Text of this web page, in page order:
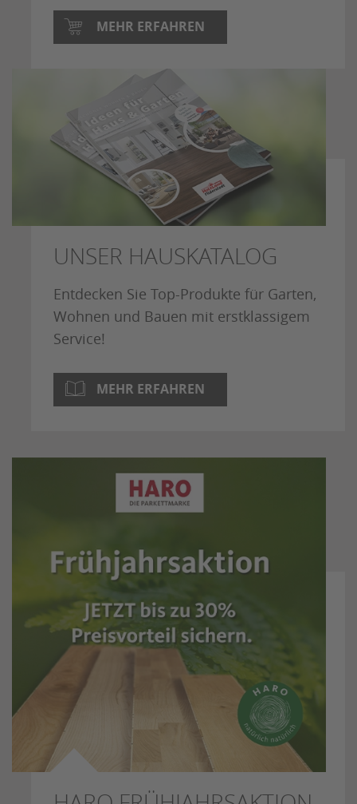
MEHR ERFAHREN
UNSER HAUSKATALOG
Entdecken Sie Top-Produkte für Garten,
Wohnen und Bauen mit erstklassigem
Service!
MEHR ERFAHREN